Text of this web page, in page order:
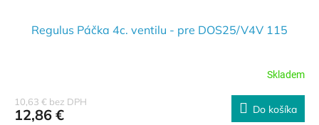
Regulus Páčka 4c. ventilu - pre DOS25/V4V 115
Skladem
10,63 € bez DPH
12,86 € Do košíka